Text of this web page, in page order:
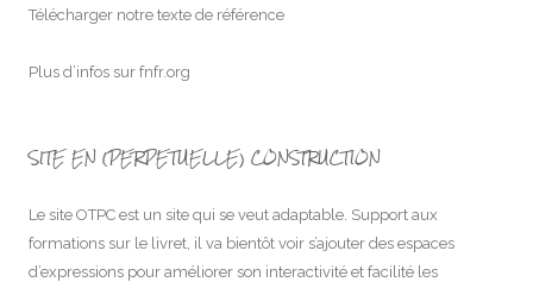
Télécharger notre texte de référence
Plus d’infos sur fnfr.org
SITE EN (PERPETUELLE) CONSTRUCTION
Le site OTPC est un site qui se veut adaptable. Support aux
formations sur le livret, il va bientôt voir s’ajouter des espaces
d’expressions pour améliorer son interactivité et facilité les